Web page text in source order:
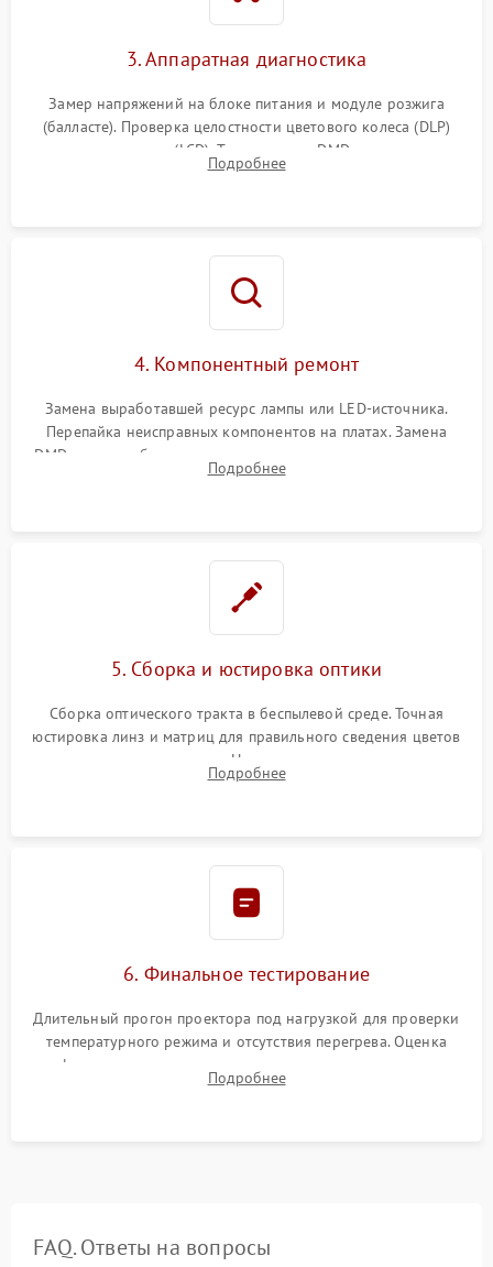
3. Аппаратная диагностика
Замер напряжений на блоке питания и модуле розжига
(балласте). Проверка целостности цветового колеса (DLP)
или поляризаторов (LCD). Тестирование DMD-чипа, датчиков
температуры и оптопар с помощью мультиметра и
Подробнее
4. Компонентный ремонт
Замена выработавшей ресурс лампы или LED-источника.
Перепайка неисправных компонентов на платах. Замена
DMD-чипа при битых пикселях, установка нового цветового
колеса или восстановление сгоревших поляризационных
Подробнее
5. Сборка и юстировка оптики
Сборка оптического тракта в беспылевой среде. Точная
юстировка линз и матриц для правильного сведения цветов
и устранения размытия. Надежное подключение всех
шлейфов, установка датчиков и закрытие корпуса
Подробнее
6. Финальное тестирование
Длительный прогон проектора под нагрузкой для проверки
температурного режима и отсутствия перегрева. Оценка
фокуса, контрастности и цветопередачи на тестовых
таблицах. Проверка работы всех видеовходов и кнопок
Подробнее
FAQ. Ответы на вопросы